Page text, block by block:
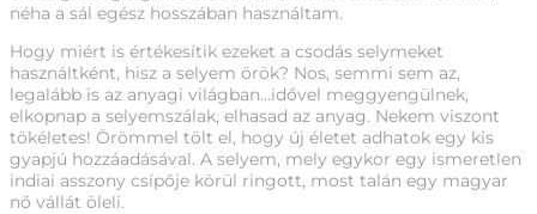
néha a sál egész hosszában használtam.
Hogy miért is értékesítik ezeket a csodás selymeket
használtként, hisz a selyem örök? Nos, semmi sem az,
legalább is az anyagi világban…idővel meggyengülnek,
elkopnap a selyemszálak, elhasad az anyag. Nekem viszont
tökéletes! Örömmel tölt el, hogy új életet adhatok egy kis
gyapjú hozzáadásával. A selyem, mely egykor egy ismeretlen
indiai asszony csípője körül ringott, most talán egy magyar
nő vállát öleli.